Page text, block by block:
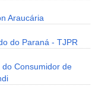
Araucária
do Paraná - TJPR
Consumidor de